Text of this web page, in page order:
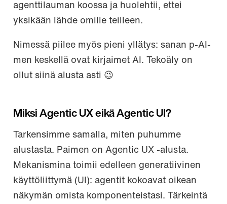
agenttilauman koossa ja huolehtii, ettei
yksikään lähde omille teilleen.
Nimessä piilee myös pieni yllätys: sanan p-AI-
men keskellä ovat kirjaimet AI. Tekoäly on
ollut siinä alusta asti 😉
Miksi Agentic UX eikä Agentic UI?
Tarkensimme samalla, miten puhumme
alustasta. Paimen on Agentic UX -alusta.
Mekanismina toimii edelleen generatiivinen
käyttöliittymä (UI): agentit kokoavat oikean
näkymän omista komponenteistasi. Tärkeintä